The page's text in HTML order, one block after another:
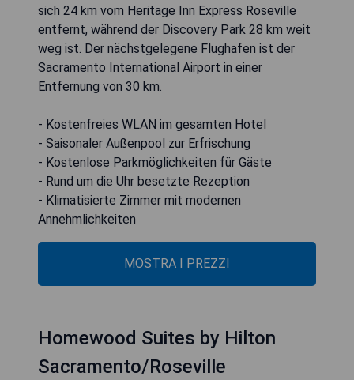
sich 24 km vom Heritage Inn Express Roseville
entfernt, während der Discovery Park 28 km weit
weg ist. Der nächstgelegene Flughafen ist der
Sacramento International Airport in einer
Entfernung von 30 km.
- Kostenfreies WLAN im gesamten Hotel
- Saisonaler Außenpool zur Erfrischung
- Kostenlose Parkmöglichkeiten für Gäste
- Rund um die Uhr besetzte Rezeption
- Klimatisierte Zimmer mit modernen
Annehmlichkeiten
MOSTRA I PREZZI
Homewood Suites by Hilton
Sacramento/Roseville